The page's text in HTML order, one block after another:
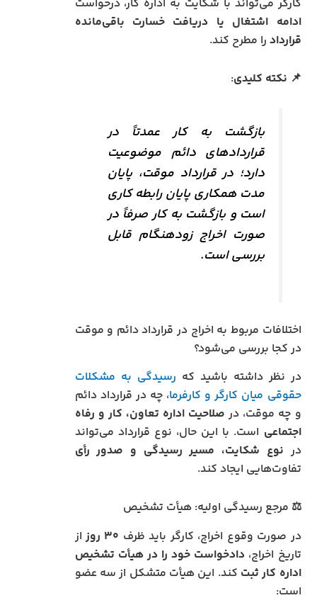
کارگر می‌تواند با شکایت به اداره کار، درخواست
ادامه اشتغال یا دریافت خسارت باقی‌مانده
قرارداد را مطرح کند.
📌 نکته کلیدی:
بازگشت به کار عمدتاً در
قراردادهای دائم موضوعیت
دارد؛ در قرارداد موقت، پایان
مدت همکاری پایان رابطه کاری
است و بازگشت به کار صرفاً در
صورت اخراج زودهنگام قابل
بررسی است.
اختلافات مربوط به اخراج در قرارداد دائم و موقت
در کجا بررسی می‌شود؟
در نظر داشته باشید که رسیدگی به مشکلات
حقوقی میان کارگر و کارفرما، چه در قرارداد دائم
و چه موقت، در صلاحیت اداره تعاون، کار و رفاه
اجتماعی است. با این حال، نوع قرارداد می‌تواند
در نوع شکایت، مسیر رسیدگی و صدور رأی
تفاوت‌هایی ایجاد کند.
⚖️ مرجع رسیدگی اولیه: هیأت تشخیص
در صورت وقوع اخراج، کارگر باید ظرف ۳۰ روز
از
تاریخ اخراج، دادخواست خود را در هیأت تشخیص
اداره کار ثبت کند. این هیأت متشکل از سه عضو
است: